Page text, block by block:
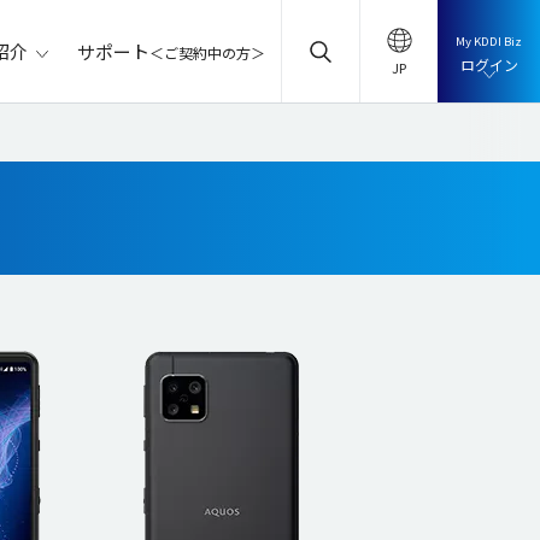
介 サポート＜ご契約中の方＞
My KDDI Biz
ログイン